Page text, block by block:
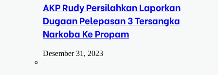
AKP Rudy Persilahkan Laporkan
Dugaan Pelepasan 3 Tersangka
Narkoba Ke Propam
Desember 31, 2023